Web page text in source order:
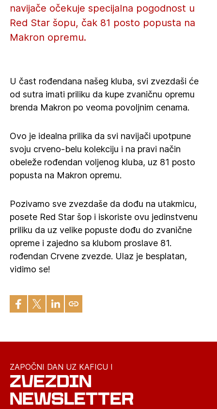
navijače očekuje specijalna pogodnost u
Red Star šopu, čak 81 posto popusta na
Makron opremu.
U čast rođendana našeg kluba, svi zvezdaši će
od sutra imati priliku da kupe zvaničnu opremu
brenda Makron po veoma povoljnim cenama.
Ovo je idealna prilika da svi navijači upotpune
svoju crveno-belu kolekciju i na pravi način
obeleže rođendan voljenog kluba, uz 81 posto
popusta na Makron opremu.
Pozivamo sve zvezdaše da dođu na utakmicu,
posete Red Star šop i iskoriste ovu jedinstvenu
priliku da uz velike popuste dođu do zvanične
opreme i zajedno sa klubom proslave 81.
rođendan Crvene zvezde. Ulaz je besplatan,
vidimo se!
ZAPOČNI DAN UZ KAFICU I
ZVEZDIN
NEWSLETTER